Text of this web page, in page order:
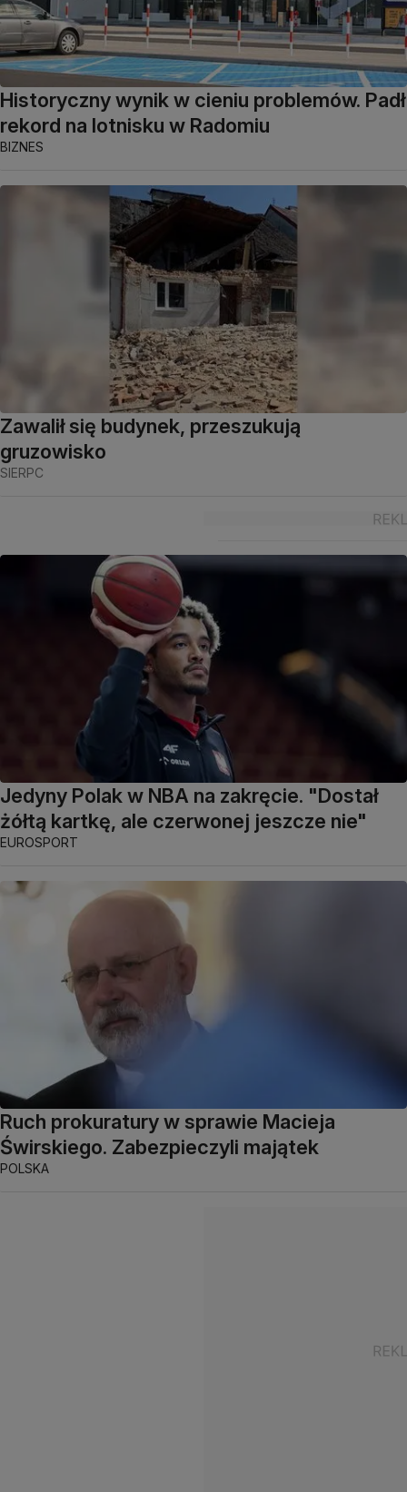
Historyczny wynik w cieniu problemów. Padł
rekord na lotnisku w Radomiu
BIZNES
Zawalił się budynek, przeszukują
gruzowisko
SIERPC
Jedyny Polak w NBA na zakręcie. "Dostał
żółtą kartkę, ale czerwonej jeszcze nie"
EUROSPORT
Ruch prokuratury w sprawie Macieja
Świrskiego. Zabezpieczyli majątek
POLSKA